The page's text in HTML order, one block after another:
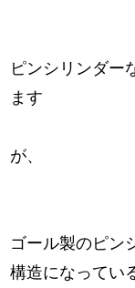
ピンシリンダー
ます
が、
ゴール製のピン
構造になってい